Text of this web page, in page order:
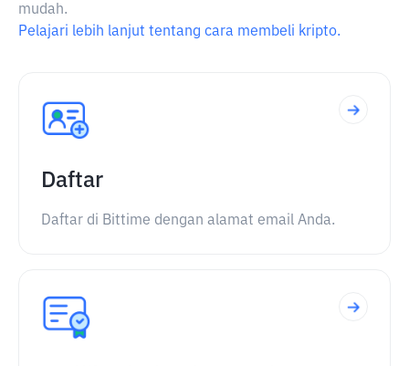
mudah.
Pelajari lebih lanjut tentang cara membeli kripto.
Daftar
Daftar di Bittime dengan alamat email Anda.